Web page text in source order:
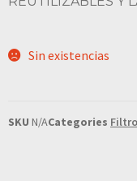
Sin existencias
SKU N/ACategories